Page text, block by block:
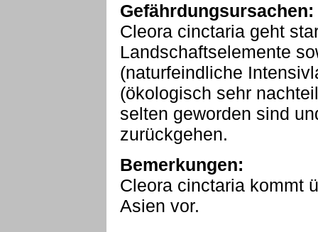
Gefährdungsursachen:
Cleora cinctaria geht
Landschaftselemente
(naturfeindliche
(ökologisch sehr
selten geworden sind
zurückgehen.
Bemerkungen:
Cleora cinctaria kommt
Asien vor.